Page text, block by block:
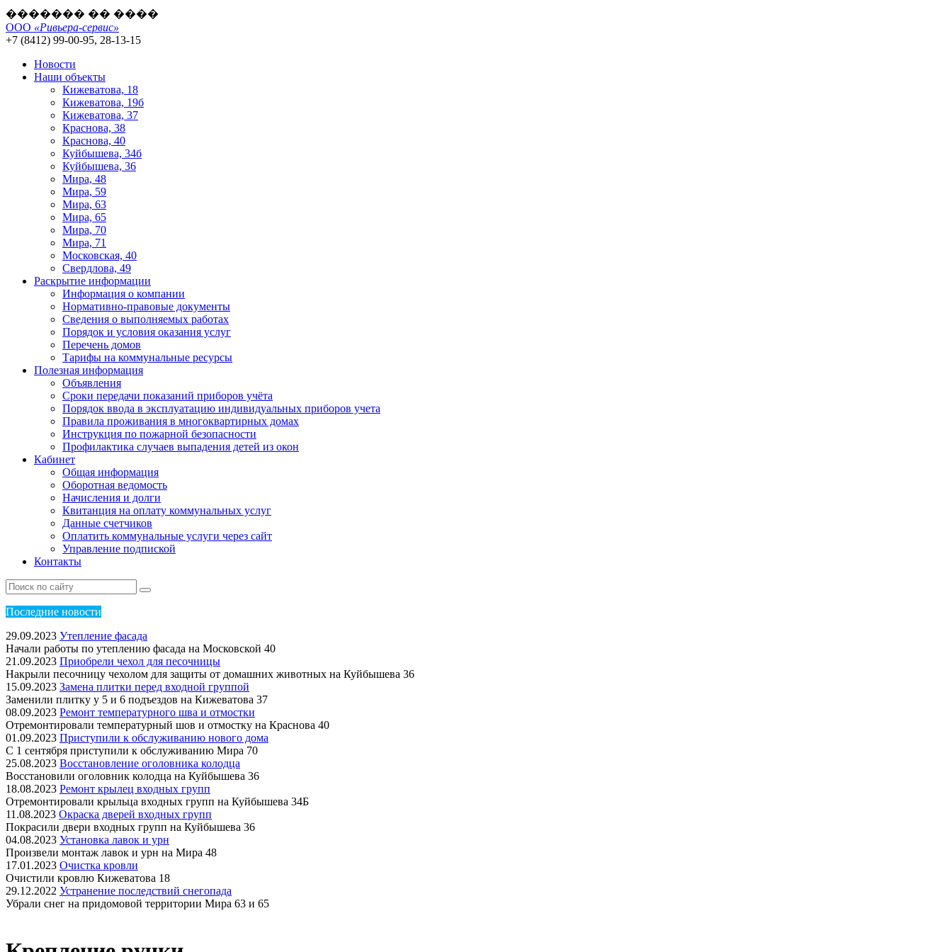
������� �� ����
ООО «Ривьера-сервис»
+7 (8412) 99-00-95, 28-13-15
Новости
Наши объекты
Кижеватова, 18
Кижеватова, 19б
Кижеватова, 37
Краснова, 38
Краснова, 40
Куйбышева, 34б
Куйбышева, 36
Мира, 48
Мира, 59
Мира, 63
Мира, 65
Мира, 70
Мира, 71
Московская, 40
Свердлова, 49
Раскрытие информации
Информация о компании
Нормативно-правовые документы
Сведения о выполняемых работах
Порядок и условия оказания услуг
Перечень домов
Тарифы на коммунальные ресурсы
Полезная информация
Объявления
Сроки передачи показаний приборов учёта
Порядок ввода в эксплуатацию индивидуальных приборов учета
Правила проживания в многоквартирных домах
Инструкция по пожарной безопасности
Профилактика случаев выпадения детей из окон
Кабинет
Общая информация
Оборотная ведомость
Начисления и долги
Квитанция на оплату коммунальных услуг
Данные счетчиков
Оплатить коммунальные услуги через сайт
Управление подпиской
Контакты
Последние новости
29.09.2023 Утепление фасада
Начали работы по утеплению фасада на Московской 40
21.09.2023 Приобрели чехол для песочницы
Накрыли песочницу чехолом для защиты от домашних животных на Куйбышева 36
15.09.2023 Замена плитки перед входной группой
Заменили плитку у 5 и 6 подъездов на Кижеватова 37
08.09.2023 Ремонт температурного шва и отмостки
Отремонтировали температурный шов и отмостку на Краснова 40
01.09.2023 Приступили к обслуживанию нового дома
С 1 сентября приступили к обслуживанию Мира 70
25.08.2023 Восстановление оголовника колодца
Восстановили оголовник колодца на Куйбышева 36
18.08.2023 Ремонт крылец входных групп
Отремонтировали крыльца входных групп на Куйбышева 34Б
11.08.2023 Окраска дверей входных групп
Покрасили двери входных групп на Куйбышева 36
04.08.2023 Установка лавок и урн
Произвели монтаж лавок и урн на Мира 48
17.01.2023 Очистка кровли
Очистили кровлю Кижеватова 18
29.12.2022 Устранение последствий снегопада
Убрали снег на придомовой территории Мира 63 и 65